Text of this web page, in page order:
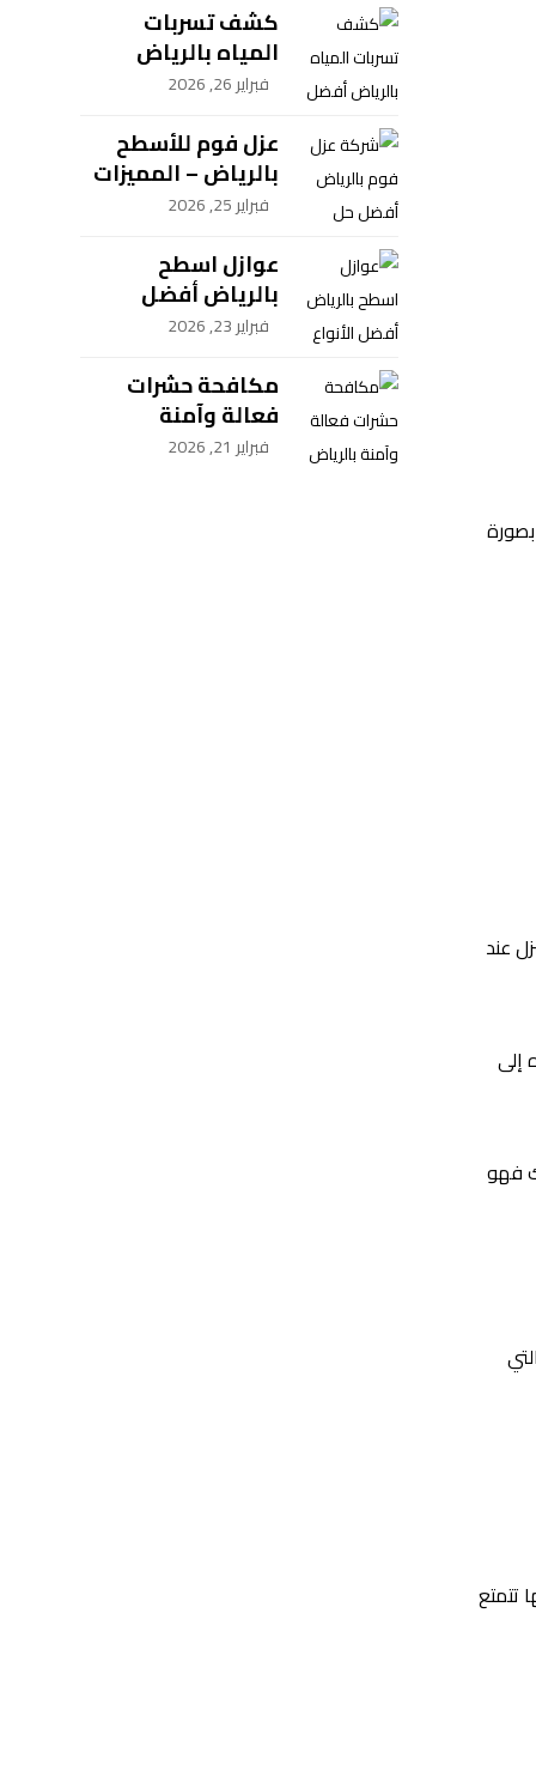
عند
إلى
فهو
التي
تتمتع
للمقاولات
كشف تسربات
المياه بالرياض
أفضل خدمة بأحدث
للمقاولات
فبراير 26, 2026
عزل فوم للأسطح
بالرياض – المميزات
و الخطوات
فبراير 25, 2026
عوازل اسطح
بالرياض أفضل
الأنواع والحماية –
للمقاولات
فبراير 23, 2026
مكافحة حشرات
فعالة وآمنة
بالرياض
فبراير 21, 2026